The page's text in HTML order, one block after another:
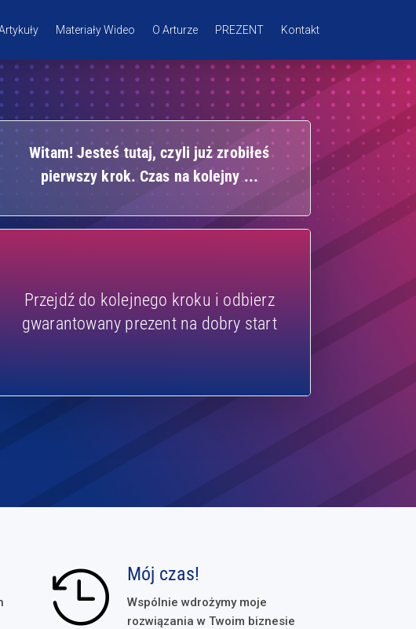
Materiały Wideo O Arturze PREZENT Kontakt
Witam! Jesteś tutaj, czyli już zrobiłeś
pierwszy krok. Czas na kolejny ...
Przejdź do kolejnego kroku i odbierz
gwarantowany prezent na dobry start
 Mój czas!
Wspólnie wdrożymy moje
rozwiązania w Twoim biznesie